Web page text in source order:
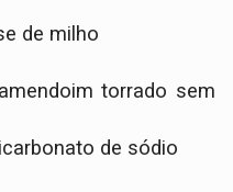
de milho
torrado sem
de sódio